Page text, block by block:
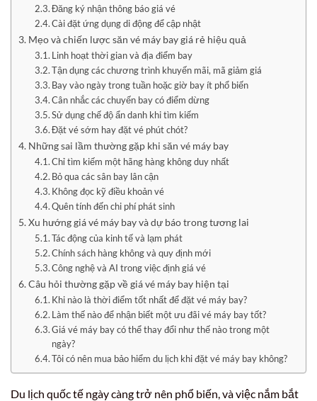
Đăng ký nhận thông báo giá vé
Cài đặt ứng dụng di động để cập nhật
Mẹo và chiến lược săn vé máy bay giá rẻ hiệu quả
Linh hoạt thời gian và địa điểm bay
Tận dụng các chương trình khuyến mãi, mã giảm giá
Bay vào ngày trong tuần hoặc giờ bay ít phổ biến
Cân nhắc các chuyến bay có điểm dừng
Sử dụng chế độ ẩn danh khi tìm kiếm
Đặt vé sớm hay đặt vé phút chót?
Những sai lầm thường gặp khi săn vé máy bay
Chỉ tìm kiếm một hãng hàng không duy nhất
Bỏ qua các sân bay lân cận
Không đọc kỹ điều khoản vé
Quên tính đến chi phí phát sinh
Xu hướng giá vé máy bay và dự báo trong tương lai
Tác động của kinh tế và lạm phát
Chính sách hàng không và quy định mới
Công nghệ và AI trong việc định giá vé
Câu hỏi thường gặp về giá vé máy bay hiện tại
Khi nào là thời điểm tốt nhất để đặt vé máy bay?
Làm thế nào để nhận biết một ưu đãi vé máy bay tốt?
Giá vé máy bay có thể thay đổi như thế nào trong một
ngày?
Tôi có nên mua bảo hiểm du lịch khi đặt vé máy bay không?
Du lịch quốc tế ngày càng trở nên phổ biến, và việc nắm bắt